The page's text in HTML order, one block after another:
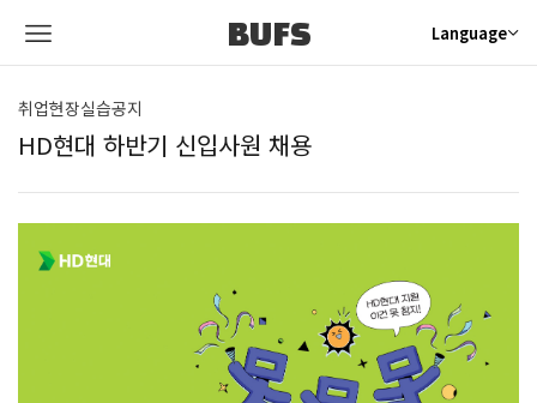
BUFS Language
취업현장실습공지
HD현대 하반기 신입사원 채용